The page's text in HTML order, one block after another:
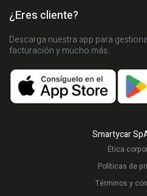
¿Eres cliente?
Descarga nuestra app para
facturación y mucho más.
Smartycar
Ética
Políticas de
Términos y